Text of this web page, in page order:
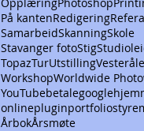
På kantenRedigering
SamarbeidSkanningSkole
Stavanger fotoStig
TopazTurUtstilling
WorkshopWorldwide
YouTubebetalegoogle
onlinepluginportfolio
ÅrbokÅrsmøte